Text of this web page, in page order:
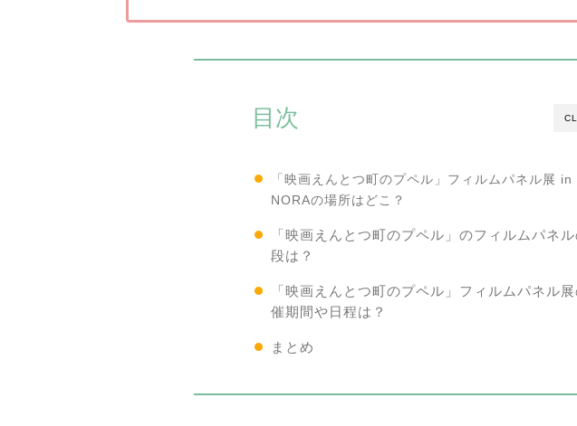
目次
「映画えんとつ町のプペル」フィルムパネル展 in
NORAの場所はどこ？
「映画えんとつ町のプペル」のフィルムパネ
段は？
「映画えんとつ町のプペル」フィルムパネル
催期間や日程は？
まとめ